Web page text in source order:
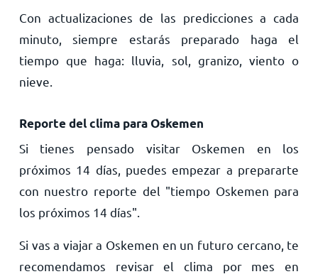
Con actualizaciones de las predicciones a cada
minuto, siempre estarás preparado haga el
tiempo que haga: lluvia, sol, granizo, viento o
nieve.
Reporte del clima para Oskemen
Si tienes pensado visitar Oskemen en los
próximos 14 días, puedes empezar a prepararte
con nuestro reporte del "tiempo Oskemen para
los próximos 14 días".
Si vas a viajar a Oskemen en un futuro cercano, te
recomendamos revisar el clima por mes en